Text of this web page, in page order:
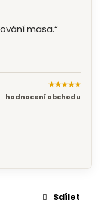
masa.“
★★★★★
hodnocení obchodu
Sdílet